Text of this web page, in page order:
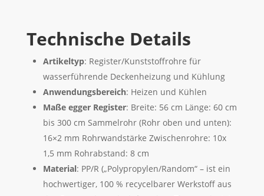
Technische Details
Artikeltyp: Register/Kunststoffrohre für
wasserführende Deckenheizung und Kühlung
Anwendungsbereich: Heizen und Kühlen
Maße egger Register: Breite: 56 cm Länge: 60 cm
bis 300 cm Sammelrohr (Rohr oben und unten):
16×2 mm Rohrwandstärke Zwischenrohre: 10x
1,5 mm Rohrabstand: 8 cm
Material: PP/R („Polypropylen/Random“ – ist ein
hochwertiger, 100 % recycelbarer Werkstoff aus